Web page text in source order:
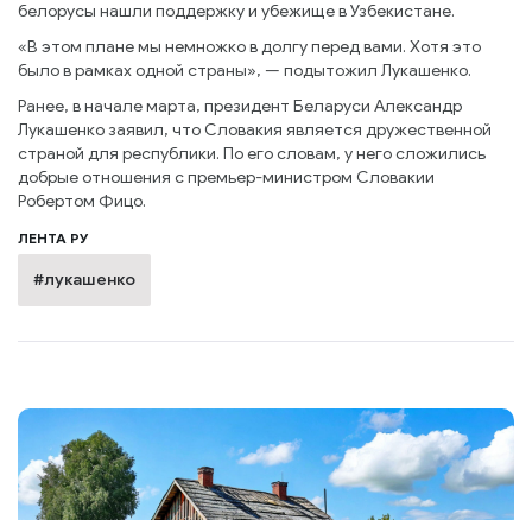
белорусы нашли поддержку и убежище в Узбекистане.
«В этом плане мы немножко в долгу перед вами. Хотя это
было в рамках одной страны», — подытожил Лукашенко.
Ранее, в начале марта, президент Беларуси Александр
Лукашенко заявил, что Словакия является дружественной
страной для республики. По его словам, у него сложились
добрые отношения с премьер-министром Словакии
Робертом Фицо.
ЛЕНТА РУ
#лукашенко